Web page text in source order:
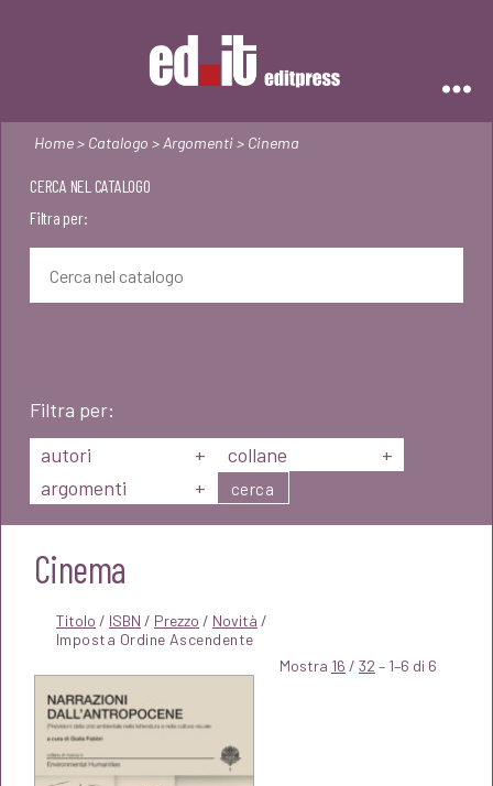
Home> Catalogo > Argomenti> Cinema
CERCA NEL CATALOGO
Filtra per:
Filtra per:
autori
+ collane
+
argomenti
+ cerca
Cinema
Titolo / ISBN / Prezzo / Novità /
Mostra 16 / 32 – 1–6 di 6